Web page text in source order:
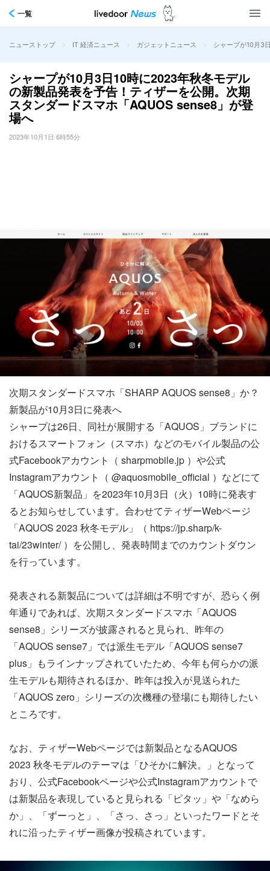
一覧
ニューストップ > IT 経済ニュース > ガジェットニュース > シャープが10月3
シャープが10月3日10時に2023年秋冬モデル
の新製品発表を予告！ティザーを公開。次期
スタンダードスマホ「AQUOS sense8」が登
場へ
2023年10月1日 6時55分
次期スタンダードスマホ「SHARP AQUOS sense8」か？
新製品が10月3日に発表へ
シャープは26日、同社が展開する「AQUOS」ブランドに
おけるスマートフォン（スマホ）などのモバイル製品の公
式Facebookアカウント（ sharpmobile.jp ）や公式
Instagramアカウント（ @aquosmobile_official ）などにて
「AQUOS新製品」を2023年10月3日（火）10時に発表す
るとお知らせしています。合わせてティザーWebページ
「AQUOS 2023 秋冬モデル」（ https://jp.sharp/k-
tai/23winter/ ）を公開し、発表時間までのカウントダウン
を行っています。
発表される新製品については詳細は不明ですが、恐らく例
年通りであれば、次期スタンダードスマホ「AQUOS
sense8」シリーズが披露されると見られ、昨年の
「AQUOS sense7」では派生モデル「AQUOS sense7
plus」もラインナップされていたため、今年も何らかの派
生モデルも期待されるほか、昨年は投入が見送られた
「AQUOS zero」シリーズの次機種の登場にも期待したい
ところです。
なお、ティザーWebページでは新製品となるAQUOS
2023 秋冬モデルのテーマは「ひそかに解決。」となって
おり、公式Facebookページや公式Instagramアカウントで
は新製品を表現していると見られる「ピタッ」や「なめら
か」、「ずーっと」、「さっ、さっ」といったワードとそ
れに沿ったティザー画像が投稿されています。